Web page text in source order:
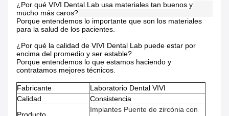
¿Por qué VIVI Dental Lab usa materiales tan buenos y
mucho más caros?
Porque entendemos lo importante que son los materiales
para la salud de los pacientes.
¿Por qué la calidad de VIVI Dental Lab puede estar por
encima del promedio y ser estable?
Porque entendemos lo que estamos haciendo y
contratamos mejores técnicos.
Fabricante
Laboratorio Dental VIVI
Calidad
Consistencia
Implantes Puente de zircónia con